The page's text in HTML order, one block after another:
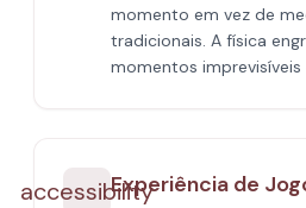
momento em vez de
tradicionais. A física
momentos
accessibilityExperiência de